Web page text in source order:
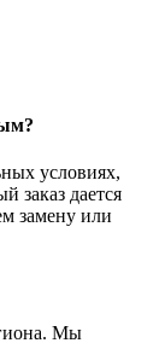
условиях,
заказ дается
замену или
Мы